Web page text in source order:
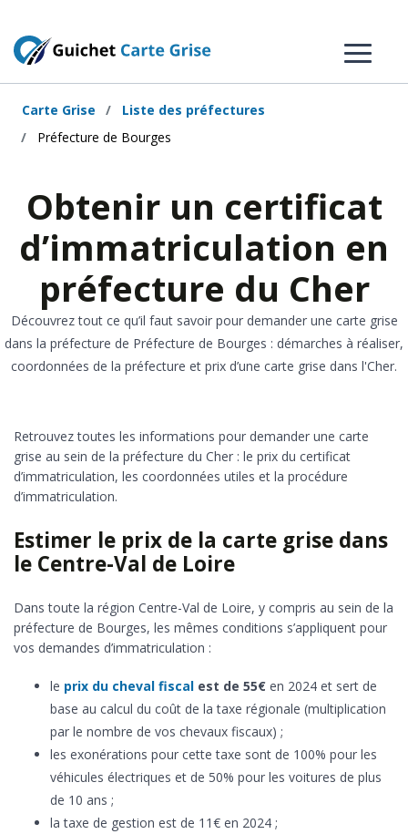
Carte Grise
Liste des préfectures
Préfecture de Bourges
Obtenir un certificat
d’immatriculation en
préfecture du Cher
Découvrez tout ce qu’il faut savoir pour demander une carte grise
dans la préfecture de Préfecture de Bourges : démarches à réaliser,
coordonnées de la préfecture et prix d’une carte grise dans l'Cher.
Retrouvez toutes les informations pour demander une carte
grise au sein de la préfecture du Cher : le prix du certificat
d’immatriculation, les coordonnées utiles et la procédure
d’immatriculation.
Estimer le prix de la carte grise dans
le Centre-Val de Loire
Dans toute la région Centre-Val de Loire, y compris au sein de la
préfecture de Bourges, les mêmes conditions s’appliquent pour
vos demandes d’immatriculation :
le prix du cheval fiscal est de 55€ en 2024 et sert de
base au calcul du coût de la taxe régionale (multiplication
par le nombre de vos chevaux fiscaux) ;
les exonérations pour cette taxe sont de 100% pour les
véhicules électriques et de 50% pour les voitures de plus
de 10 ans ;
la taxe de gestion est de 11€ en 2024 ;